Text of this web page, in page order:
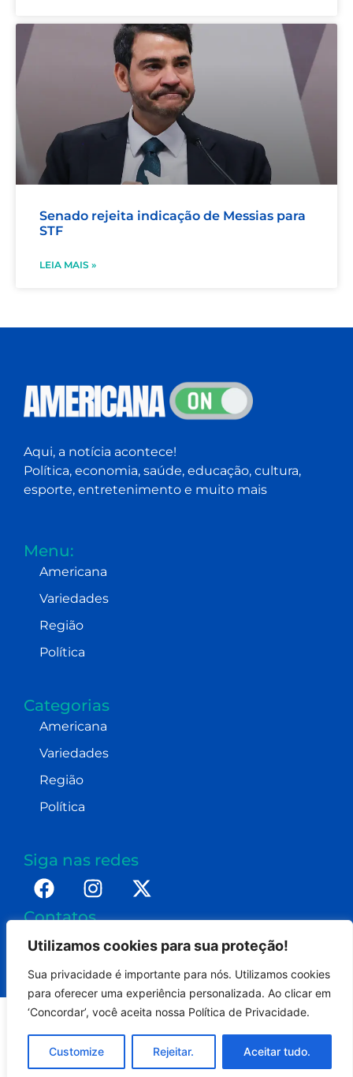
Utilizamos cookies para sua proteção!
Sua privacidade é importante para nós. Utilizamos cookies
para oferecer uma experiência personalizada. Ao clicar em
‘Concordar’, você aceita nossa Política de Privacidade.
Customize Rejeitar. Aceitar tudo.
Senado rejeita indicação de Messias para
STF
LEIA MAIS »
Aqui, a notícia acontece!
Política, economia, saúde, educação, cultura,
esporte, entretenimento e muito mais
Menu:
Americana
Variedades
Região
Política
Categorias
Americana
Variedades
Região
Política
Siga nas redes
Contatos
+55 (19) 98232-0255
Termos de usoPolitica de privacidade